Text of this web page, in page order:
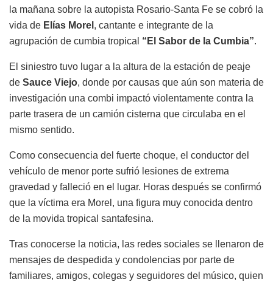
la mañana sobre la autopista Rosario-Santa Fe se cobró la
vida de Elías Morel , cantante e integrante de la
agrupación de cumbia tropical “El Sabor de la Cumbia”.
El siniestro tuvo lugar a la altura de la estación de peaje
de Sauce Viejo, donde por causas que aún son materia de
investigación una combi impactó violentamente contra la
parte trasera de un camión cisterna que circulaba en el
mismo sentido.
Como consecuencia del fuerte choque, el conductor del
vehículo de menor porte sufrió lesiones de extrema
gravedad y falleció en el lugar. Horas después se confirmó
que la víctima era Morel, una figura muy conocida dentro
de la movida tropical santafesina.
Tras conocerse la noticia, las redes sociales se llenaron de
mensajes de despedida y condolencias por parte de
familiares, amigos, colegas y seguidores del músico, quien